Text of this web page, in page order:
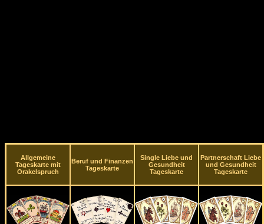
Allgemeine
Tageskarte mit
Orakelspruch
Beruf und Finanzen
Tageskarte
Single Liebe und
Gesundheit
Tageskarte
Partnerschaft Liebe
und Gesundheit
Tageskarte